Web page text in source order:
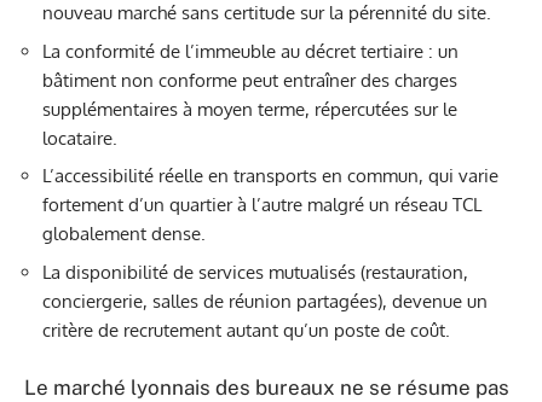
nouveau marché sans certitude sur la pérennité du site.
La conformité de l’immeuble au décret tertiaire : un
bâtiment non conforme peut entraîner des charges
supplémentaires à moyen terme, répercutées sur le
locataire.
L’accessibilité réelle en transports en commun, qui varie
fortement d’un quartier à l’autre malgré un réseau TCL
globalement dense.
La disponibilité de services mutualisés (restauration,
conciergerie, salles de réunion partagées), devenue un
critère de recrutement autant qu’un poste de coût.
Le marché lyonnais des bureaux ne se résume pas